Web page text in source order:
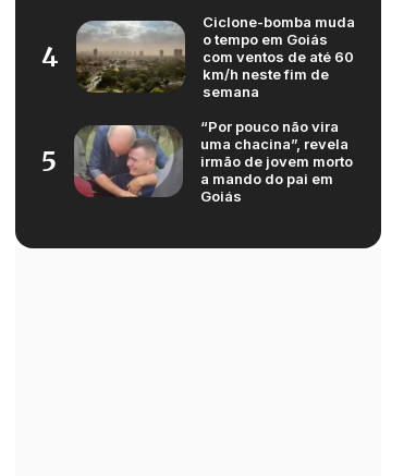
4
Ciclone-bomba muda
o tempo em Goiás
com ventos de até 60
km/h neste fim de
semana
5
“Por pouco não vira
uma chacina”, revela
irmão de jovem morto
a mando do pai em
Goiás